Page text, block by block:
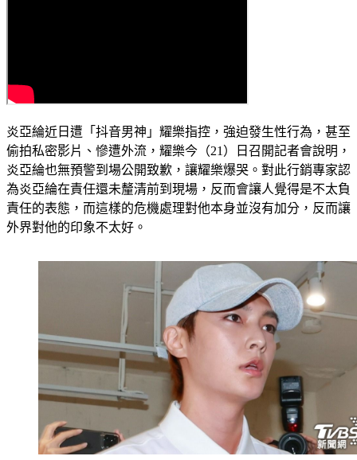
偷拍私密影片、慘遭外流，耀樂今（21）日召開記者會說明，
炎亞綸也無預警到場公開致歉，讓耀樂爆哭。對此行銷專家認
為炎亞綸在責任還未釐清前到現場，反而會讓人覺得是不太負
責任的表態，而這樣的危機處理對他本身並沒有加分，反而讓
外界對他的印象不太好。